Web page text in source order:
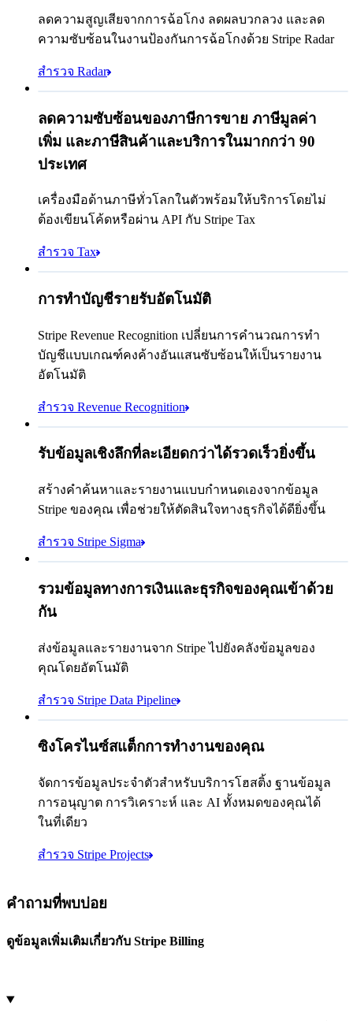
ลดความสูญเสียจากการฉ้อโกง ลดผลบวกลวง และลด
ความซับซ้อนในงานป้องกันการฉ้อโกงด้วย Stripe Radar
สำรวจ Radarชำระเงิน Queried
฿9,634.45
การชำระเงินตามรอบบิล ฿8,715.00
รหัสไปรษณีย์
98104
อัตราภาษีของเมือง
10.55%
ลดความซับซ้อนของภาษีการขาย ภาษีมูลค่า
เพิ่ม และภาษีสินค้าและบริการในมากกว่า 90
ประเทศ
เครื่องมือด้านภาษีทั่วโลกในตัวพร้อมให้บริการโดยไม่
ต้องเขียนโค้ดหรือผ่าน API กับ Stripe Tax
สำรวจ Tax
฿204,379,600.25
ม.ค.
การทำบัญชีรายรับอัตโนมัติ
Stripe Revenue Recognition เปลี่ยนการคำนวณการทำ
บัญชีแบบเกณฑ์คงค้างอันแสนซับซ้อนให้เป็นรายงาน
อัตโนมัติ
สำรวจ Revenue Recognition
select
id,
email,
มีซ่อนอยู่ 3 แถว
fromcustomers
ฉันพบ 783 รายใน Sigma
https://dashboard.stripe.com/quer...
รับข้อมูลเชิงลึกที่ละเอียดกว่าได้รวดเร็วยิ่งขึ้น
สร้างคำค้นหาและรายงานแบบกำหนดเองจากข้อมูล
Stripe ของคุณ เพื่อช่วยให้ตัดสินใจทางธุรกิจได้ดียิ่งขึ้น
สำรวจ Stripe Sigma
เลือกปลายทางของพื้นที่เก็บข้อมูล
Microsoft Azure Google Cloud Storage
รวมข้อมูลทางการเงินและธุรกิจของคุณเข้าด้วย
กัน
ส่งข้อมูลและรายงานจาก Stripe ไปยังคลังข้อมูลของ
คุณโดยอัตโนมัติ
สำรวจ Stripe Data Pipeline
ซิงโครไนซ์สแต็กการทำงานของคุณ
จัดการข้อมูลประจำตัวสำหรับบริการโฮสติ้ง ฐานข้อมูล
การอนุญาต การวิเคราะห์ และ AI ทั้งหมดของคุณได้
ในที่เดียว
สำรวจ Stripe Projects
คำถามที่พบบ่อย
ดูข้อมูลเพิ่มเติมเกี่ยวกับ Stripe Billing